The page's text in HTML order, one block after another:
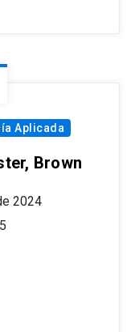
Aplicada
Brown
2024